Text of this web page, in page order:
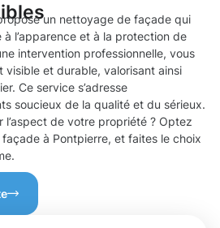
un nettoyage de façade qui
l’apparence et à la protection de
intervention professionnelle, vous
visible et durable, valorisant ainsi
Ce service s’adresse
soucieux de la qualité et du sérieux.
l’aspect de votre propriété ? Optez
à Pontpierre, et faites le choix